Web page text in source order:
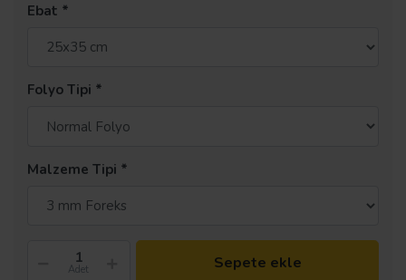
Ebat
Folyo Tipi
Malzeme Tipi
Adet Sepete ekle